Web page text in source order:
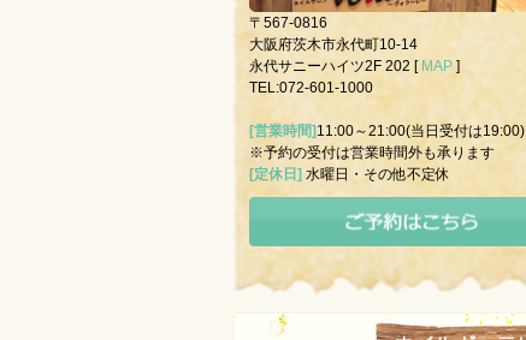
〒567-0816
大阪府茨木市永代町10-14
永代サニーハイツ2F 202 [ MAP ]
TEL:072-601-1000
[営業時間]11:00～21:00(当日受付は19:00)
※予約の受付は営業時間外も承ります
[定休日] 水曜日・その他不定休